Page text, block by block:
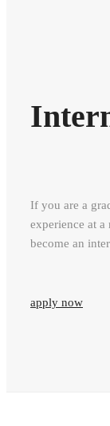
If you are a
experience at
become an
apply now